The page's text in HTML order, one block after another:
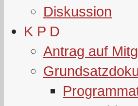
Diskussion
K P D
Antrag auf